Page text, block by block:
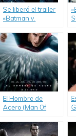
Se liberó el trailer
«Batman v.
El Hombre de
Acero (Man Of